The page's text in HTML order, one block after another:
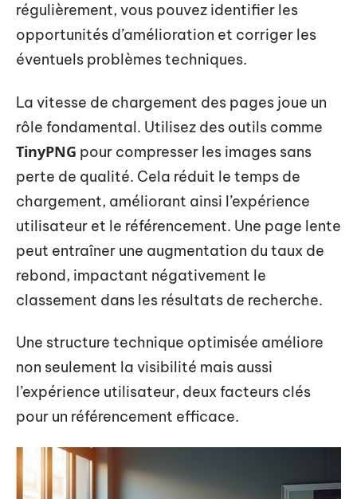
régulièrement, vous pouvez identifier les
opportunités d’amélioration et corriger les
éventuels problèmes techniques.
La vitesse de chargement des pages joue un
rôle fondamental. Utilisez des outils comme
TinyPNG pour compresser les images sans
perte de qualité. Cela réduit le temps de
chargement, améliorant ainsi l’expérience
utilisateur et le référencement. Une page lente
peut entraîner une augmentation du taux de
rebond, impactant négativement le
classement dans les résultats de recherche.
Une structure technique optimisée améliore
non seulement la visibilité mais aussi
l’expérience utilisateur, deux facteurs clés
pour un référencement efficace.